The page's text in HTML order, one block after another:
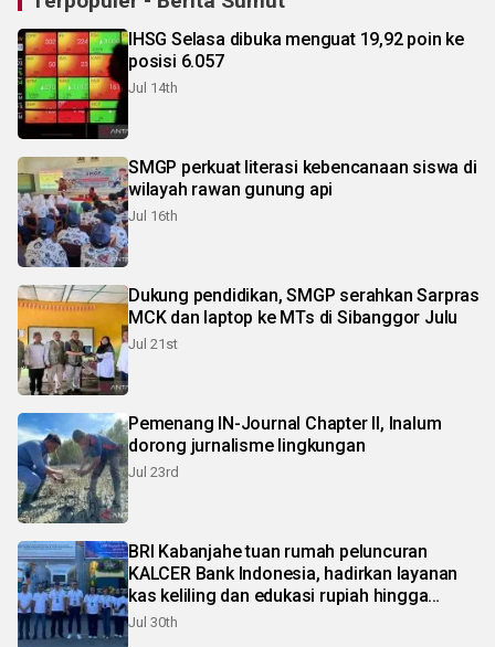
IHSG Selasa dibuka menguat 19,92 poin ke
posisi 6.057
Jul 14th
SMGP perkuat literasi kebencanaan siswa di
wilayah rawan gunung api
Jul 16th
Dukung pendidikan, SMGP serahkan Sarpras
MCK dan laptop ke MTs di Sibanggor Julu
Jul 21st
Pemenang IN-Journal Chapter II, Inalum
dorong jurnalisme lingkungan
Jul 23rd
BRI Kabanjahe tuan rumah peluncuran
KALCER Bank Indonesia, hadirkan layanan
kas keliling dan edukasi rupiah hingga
pelosok Karo
Jul 30th